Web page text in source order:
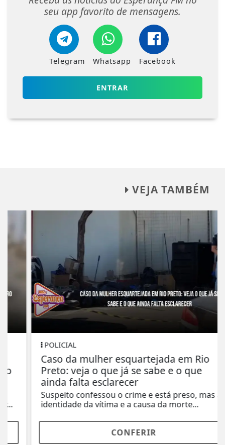
seu app favorito de mensagens.
Telegram Whatsapp Facebook
ENTRAR
VEJA TAMBÉM
POLICIAL
Caso da mulher esquartejada em Rio
Preto: veja o que já se sabe e o que
ainda falta esclarecer
Suspeito confessou o crime e está preso, mas a
identidade da vítima e a causa da morte...
CONFERIR